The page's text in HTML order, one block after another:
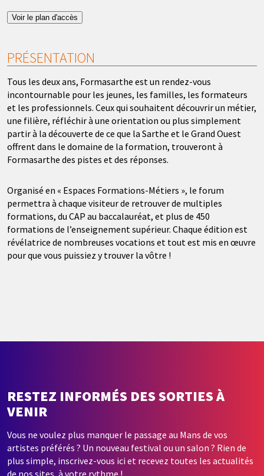
Voir le plan d'accès
PRÉSENTATION
Tous les deux ans, Formasarthe est un rendez-vous
incontournable pour les jeunes, les familles, les formateurs
et les professionnels. Ceux qui souhaitent découvrir un métier,
une filière, réfléchir à une orientation ou plus simplement
partir à la découverte de ce que la Sarthe et le Grand Ouest
offrent dans le domaine de la formation, trouveront à
Formasarthe des pistes et des réponses.
Organisé en « Espaces Formations-Métiers », le forum
permettra à chaque visiteur de retrouver de multiples
formations, du CAP au baccalauréat, et plus de 450
formations de l’enseignement supérieur. Chaque édition est
révélatrice de nombreuses vocations et tout est mis en œuvre
pour que vous puissiez y trouver la vôtre !
RESTEZ INFORMÉS DES SORTIES À
VENIR
Vous ne voulez plus manquer le passage au Mans de vos
artistes préférés ? Un nouveau festival ou un salon ? Rien de
plus simple, inscrivez-vous ici et recevez toutes les actualités
de nos sites, à votre rythme !